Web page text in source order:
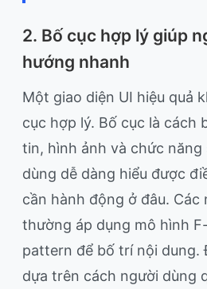
2. Bố cục hợp lý giúp
hướng nhanh
Một giao diện UI hiệu quả
cục hợp lý. Bố cục là cách
tin, hình ảnh và chức năng
dùng dễ dàng hiểu được
cần hành động ở đâu. Các
thường áp dụng mô hình
pattern để bố trí nội dung.
dựa trên cách người dùng